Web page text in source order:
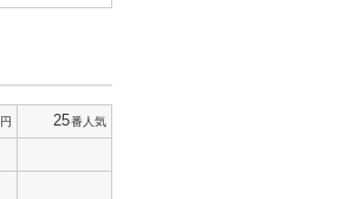
円 25番人気